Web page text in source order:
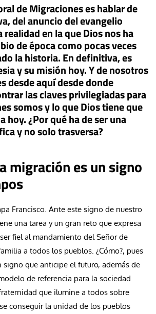
de Migraciones es hablar de
del anuncio del evangelio
realidad en la que Dios nos ha
de época como pocas veces
la historia. En definitiva, es
y su misión hoy. Y de nosotros
desde aquí desde donde
las claves privilegiadas para
somos y lo que Dios tiene que
hoy. ¿Por qué ha de ser una
y no solo trasversa?
migración es un signo
Francisco. Ante este signo de nuestro
una tarea y un gran reto que expresa
fiel al mandamiento del Señor de
a todos los pueblos. ¿Cómo?, pues
signo que anticipe el futuro, además de
de referencia para la sociedad
que ilumine a todos sobre
conseguir la unidad de los pueblos